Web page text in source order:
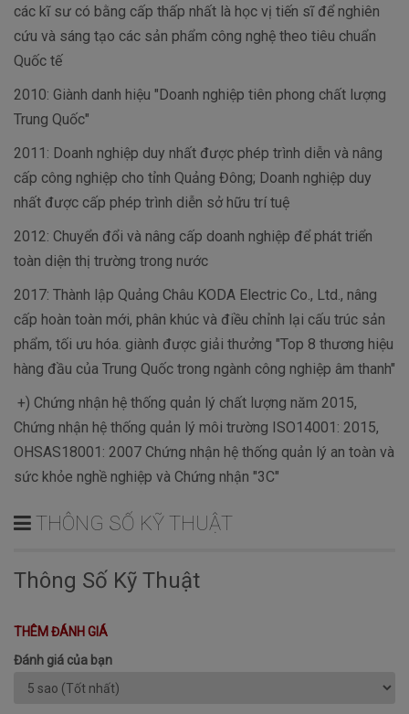
các kĩ sư có bằng cấp thấp nhất là học vị tiến sĩ để nghiên
cứu và sáng tạo các sản phẩm công nghệ theo tiêu chuẩn
Quốc tế
2010: Giành danh hiệu "Doanh nghiệp tiên phong chất lượng
Trung Quốc"
2011: Doanh nghiệp duy nhất được phép trình diễn và nâng
cấp công nghiệp cho tỉnh Quảng Đông; Doanh nghiệp duy
nhất được cấp phép trình diễn sở hữu trí tuệ
2012: Chuyển đổi và nâng cấp doanh nghiệp để phát triển
toàn diện thị trường trong nước
2017: Thành lập Quảng Châu KODA Electric Co., Ltd., nâng
cấp hoàn toàn mới, phân khúc và điều chỉnh lại cấu trúc sản
phẩm, tối ưu hóa. giành được giải thưởng "Top 8 thương hiệu
hàng đầu của Trung Quốc trong ngành công nghiệp âm thanh"
+) Chứng nhận hệ thống quản lý chất lượng năm 2015,
Chứng nhận hệ thống quản lý môi trường ISO14001: 2015,
OHSAS18001: 2007 Chứng nhận hệ thống quản lý an toàn và
sức khỏe nghề nghiệp và Chứng nhận "3C"
THÔNG SỐ KỸ THUẬT
Thông Số Kỹ Thuật
THÊM ĐÁNH GIÁ
Đánh giá của bạn